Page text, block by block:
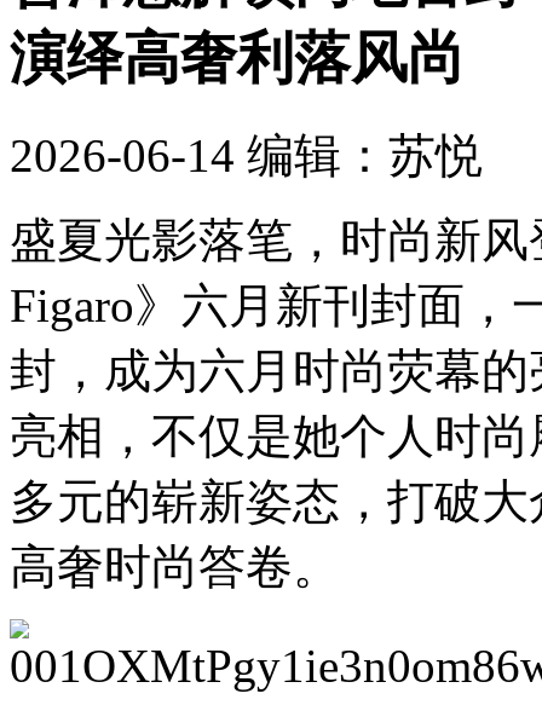
演绎高奢利落风尚
2026-06-14 编辑：苏悦
盛夏光影落笔，时尚新
Figaro》六月新刊封面，
封，成为六月时尚荧幕
亮相，不仅是她个人时
多元的崭新姿态，打破
高奢时尚答卷。